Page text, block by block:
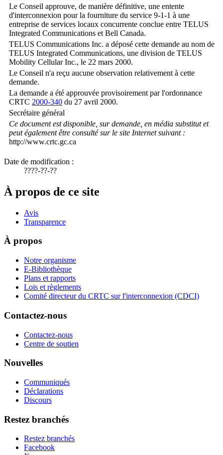
Le Conseil approuve, de manière définitive, une entente
d'interconnexion pour la fourniture du service 9-1-1 à une
entreprise de services locaux concurrente conclue entre TELUS
Integrated Communications et Bell Canada.
TELUS Communications Inc. a déposé cette demande au nom de
TELUS Integrated Communications, une division de TELUS
Mobility Cellular Inc., le 22 mars 2000.
Le Conseil n'a reçu aucune observation relativement à cette
demande.
La demande a été approuvée provisoirement par l'ordonnance
CRTC 2000-340 du 27 avril 2000.
Secrétaire général
Ce document est disponible, sur demande, en média substitut et
peut également être consulté sur le site Internet suivant :
http://www.crtc.gc.ca
Date de modification :
????-??-??
À propos de ce site
Avis
Transparence
À propos
Notre organisme
E-Bibliothèque
Plans et rapports
Lois et règlements
Comité directeur du CRTC sur l'interconnexion (CDCI)
Contactez-nous
Contactez-nous
Centre de soutien
Nouvelles
Communiqués
Déclarations
Discours
Restez branchés
Restez branchés
Facebook